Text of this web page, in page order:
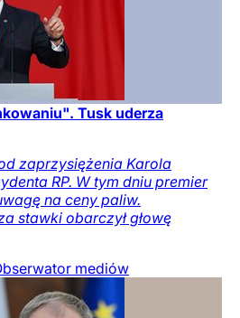
Tusk uderza
zaprzysiężenia Karola
RP. W tym dniu premier
na ceny paliw.
stawki obarczył głowę
mediów